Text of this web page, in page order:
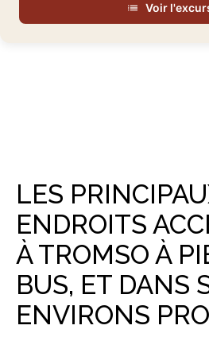
Voir
LES
ENDROITS
À TROMSO À
BUS, ET DANS
ENVIRONS